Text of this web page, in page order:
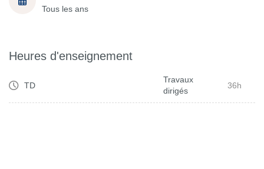
Tous les ans
Heures d'enseignement
TD
Travaux
dirigés
36h